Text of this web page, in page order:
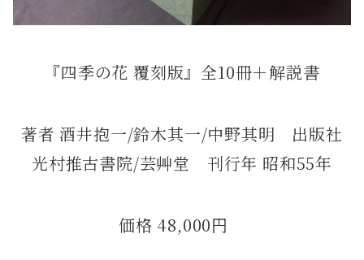
『四季の花 覆刻版』全10冊＋解説書
著者 酒井抱一/鈴木其一/中野其明 出版社
光村推古書院/芸艸堂 刊行年 昭和55年
価格 48,000円